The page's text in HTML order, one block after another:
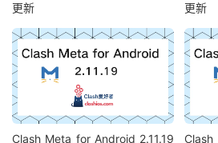
更新
更新
Clash Meta for Android 2.11.19
Clash